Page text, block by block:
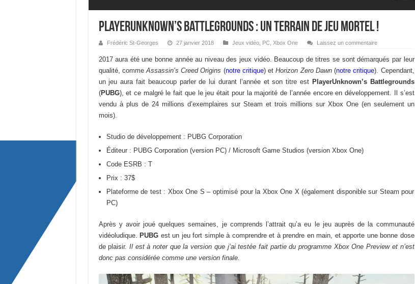
PlayerUnknown’s Battlegrounds : un terrain de jeu mortel !
Frédéric St-Georges 27 janvier 2018 Jeux vidéo, PC, Xbox One Laissez un commentaire
2017 aura été une bonne année au niveau des jeux vidéo. Beaucoup de titres se sont démarqués par leur
qualité, commeAssassin’s Creed Origins (notre critique) etHorizon Zero Dawn(notre critique). Cependant,
un jeu aura fait beaucoup parler de lui durant l’année et son titre est PlayerUnknown’s Battlegrounds
(PUBG), et ce malgré le fait que le jeu était pour la majorité de l’année encore en développement. Il s’est
vendu à plus de 24 millions d’exemplaires sur Steam et trois millions sur Xbox One (en seulement un
mois).
Studio de développement : PUBG Corporation
Éditeur : PUBG Corporation (version PC) / Microsoft Game Studios (version Xbox One)
Code ESRB : T
Prix : 37$
Plateforme de test : Xbox One S – optimisé pour la Xbox One X (également disponible sur Steam pour
PC)
Après y avoir joué quelques semaines, je comprends l’attrait qu’a eu le jeu auprès de la communauté
vidéoludique. PUBG est un jeu fort simple à comprendre et à prendre en main, et apporte une bonne dose
de plaisir. Il est à noter que la version que j’ai testée fait partie du programme Xbox One Preview et n’est
donc pas considérée comme une version finale.